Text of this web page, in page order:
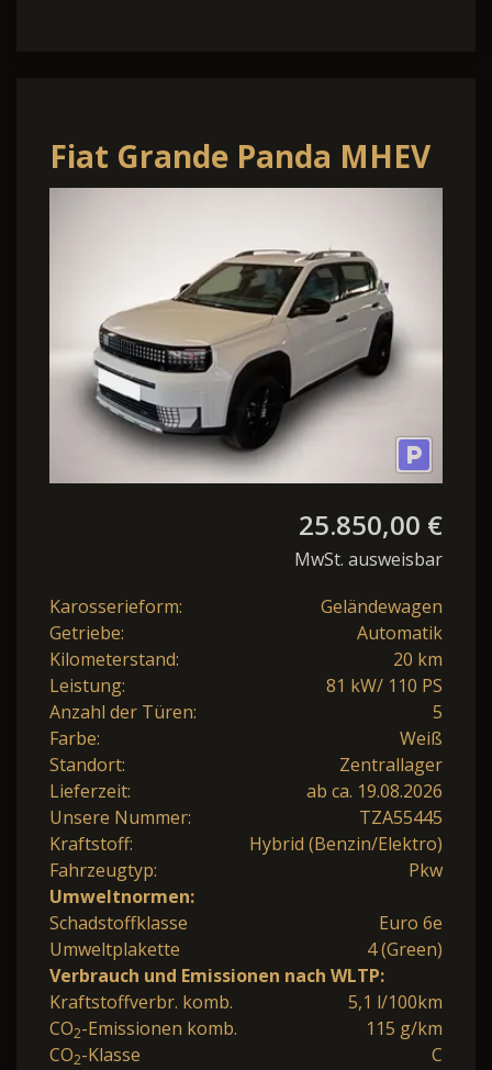
Fiat Grande Panda MHEV
ICON Lenkradheizung
LED-Haupts
25.850,00 €
MwSt. ausweisbar
Karosserieform:
Geländewagen
Getriebe:
Automatik
Kilometerstand:
20 km
Leistung:
81 kW/ 110 PS
Anzahl der Türen:
5
Farbe:
Weiß
Standort:
Zentrallager
Lieferzeit:
ab ca. 19.08.2026
Unsere Nummer:
TZA55445
Kraftstoff:
Hybrid (Benzin/Elektro)
Fahrzeugtyp:
Pkw
Umweltnormen:
Schadstoffklasse
Euro 6e
Umweltplakette
4 (Green)
Verbrauch und Emissionen nach WLTP:
Kraftstoffverbr. komb.
5,1 l/100km
CO2-Emissionen komb.
115 g/km
CO2-Klasse C